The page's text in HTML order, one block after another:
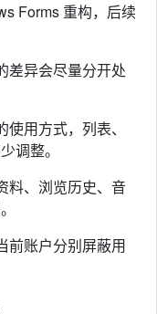
Forms 重构，后续
差异会尽量分开处
用方式，列表、
调整。
料、浏览历史、音
前账户分别屏蔽用